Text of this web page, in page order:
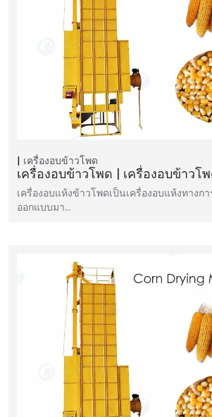
เครื่องอบข้าวโพด
เครื่องอบข้าวโพด | เครื่องอบข้าวโ
เครื่องอบแห้งข้าวโพดเป็นเครื่องอบแห้งทางก
ออกแบบมา…